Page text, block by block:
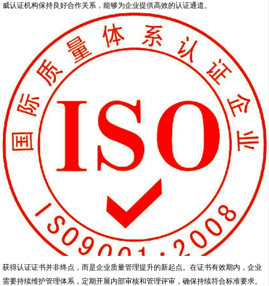
威认证机构保持良好合作关系，能够为企业提供高效的认证通道。
获得认证证书并非终点，而是企业质量管理提升的新起点。在证书有效期内，企业
需要持续维护管理体系，定期开展内部审核和管理评审，确保持续符合标准要求。